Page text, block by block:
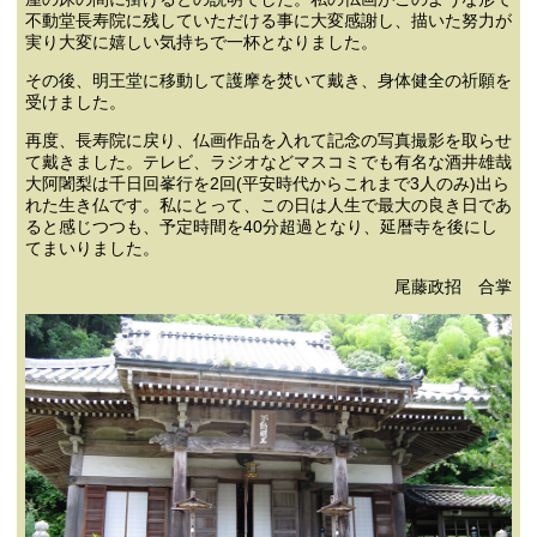
不動堂長寿院に残していただける事に大変感謝し、描いた努力が
実り大変に嬉しい気持ちで一杯となりました。
その後、明王堂に移動して護摩を焚いて戴き、身体健全の祈願を
受けました。
再度、長寿院に戻り、仏画作品を入れて記念の写真撮影を取らせ
て戴きました。テレビ、ラジオなどマスコミでも有名な酒井雄哉
大阿闍梨は千日回峯行を2回(平安時代からこれまで3人のみ)出ら
れた生き仏です。私にとって、この日は人生で最大の良き日であ
ると感じつつも、予定時間を40分超過となり、延暦寺を後にし
てまいりました。
尾藤政招 合掌